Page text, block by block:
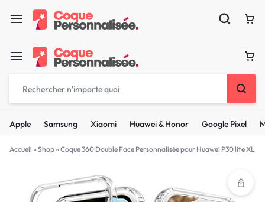
Apple Samsung Xiaomi Huawei & Honor Google Pixel
Accueil » Shop» Coque 360 Double Face Personnalisée pour Huawei P30 lite XL